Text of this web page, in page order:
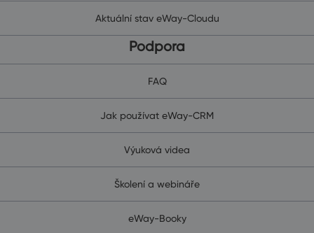
Aktuální stav eWay-Cloudu
Podpora
FAQ
Jak používat eWay-CRM
Výuková videa
Školení a webináře
eWay-Booky